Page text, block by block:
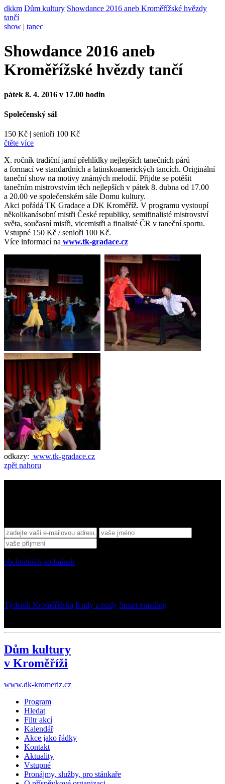
dkkm Dům kultury Showdance 2016 aneb Kroměřížské hvězdy
tančí
show | tanec
Showdance 2016 aneb
Kroměřížské hvězdy tančí
pátek 8. 4. 2016 v 17.00 hodin
Společenský sál
150 Kč | senioři 100 Kč
čtěte více
X. ročník tradiční jarní přehlídky nejlepších tanečních párů
a formací ve standardních a latinskoamerických tancích. Originální
taneční show na motivy známých melodií. Přijdte se potěšit
tanečním mistrovstvím těch nejlepších v pátek 8. dubna od 17.00
a 20.00 ve společenském sále Domu kultury.
Akci pořádá TK Gradace a DK Kroměříž. V programu vystoupí
několikanásobní mistři České republiky, semifinalisté mistrovství
světa, současní mistři, vicemistři a finalisté ČR v taneční sportu.
Vstupné 150 Kč / senioři 100 Kč.
Více informací na www.tk-gradace.cz
odkazy: www.tk-gradace.cz
zpět nahoru
obchodních podmínek
Týdeník Kroměřížska Kudy z nudy Smart emailing
Dům kultury
v Kroměříži
www.dk-kromeriz.cz
Program
Hledat
Filtr akcí
Kalendář
Akce jako řádky
Kontakt
Aktuality
Vstupné
Pronájmy, služby, pro stánkaře